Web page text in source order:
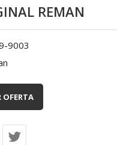
REMAN
9003
OFERTA